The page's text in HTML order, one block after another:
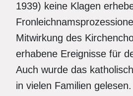
1939) keine Klagen
Mitwirkung des
erhabene Ereignisse für
Auch wurde das
in vielen Familien gelesen.